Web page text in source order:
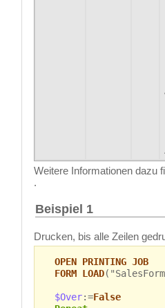
Weitere Informationen dazu
.
Beispiel 1
Drucken, bis alle Zeilen
OPEN PRINTING JOB
FORM LOAD
$Over:=False